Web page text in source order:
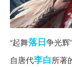
“起舞落日争光辉
自唐代李白所著